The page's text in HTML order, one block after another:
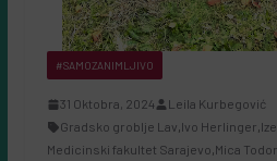
#SAMOZANIMLJIVO
31 Oktobra, 2024
Leila Kurbegović
Gradsko groblje Lav,Ivo Herlinger,
Medicinski fakultet Sarajevo,Mica